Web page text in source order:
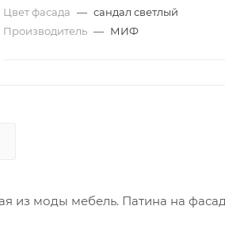
Цвет фасада — сандал светлый
Производитель — МИФ
из моды мебель. Патина на